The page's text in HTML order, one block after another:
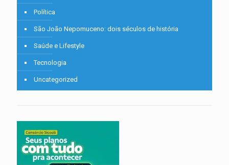
Política
São João Nepomuceno: dois séculos de história
Saúde e Lifestyle
Tecnologia
Uncategorized